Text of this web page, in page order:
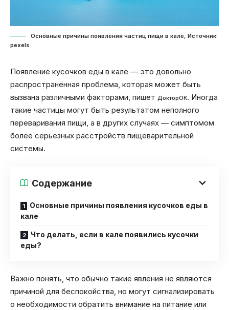
Основные причины появления частиц пищи в кале, Источник:
pexels
Появление кусочков еды в кале — это довольно
распространённая проблема, которая может быть
вызвана различными факторами, пишет ДокторОК. Иногда
такие частицы могут быть результатом неполного
переваривания пищи, а в других случаях — симптомом
более серьезных расстройств пищеварительной
системы.
Содержание
Основные причины появления кусочков еды в
кале
Что делать, если в кале появились кусочки
еды?
Важно понять, что обычно такие явления не являются
причиной для беспокойства, но могут сигнализировать
о необходимости обратить внимание на питание или